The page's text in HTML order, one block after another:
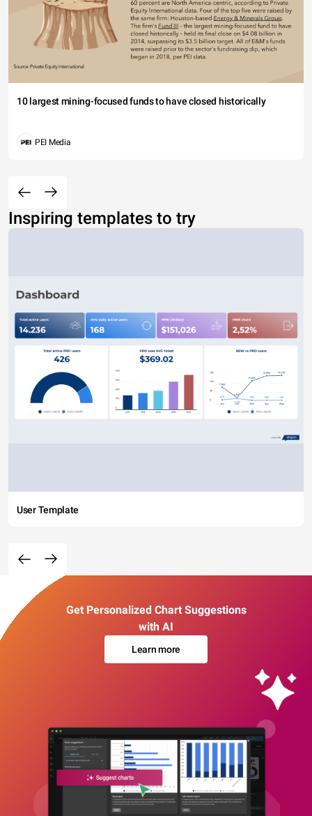
10 largest mining-focused funds to have closed historically
PEI Media
Inspiring templates to try
User Template
Get Personalized Chart Suggestions
with AI
Learn more